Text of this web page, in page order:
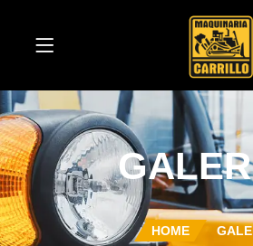
HOME